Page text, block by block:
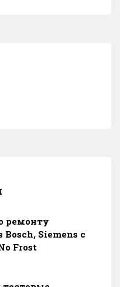
ремонту
Siemens с
Frost